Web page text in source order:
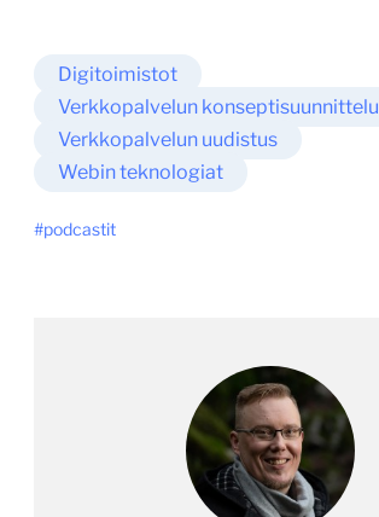
Digitoimistot
Verkkopalvelun konseptisuunnittelu
Verkkopalvelun uudistus
Webin teknologiat
podcastit